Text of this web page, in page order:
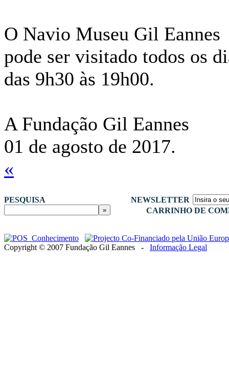
O Navio Museu Gil Eannes
pode ser visitado todos os
das 9h30 às 19h00.
A Fundação Gil Eannes
01 de agosto de 2017.
«
PESQUISA
NEWSLETTER
CARRINHO DE
Copyright © 2007 Fundação Gil Eannes - Informação Legal